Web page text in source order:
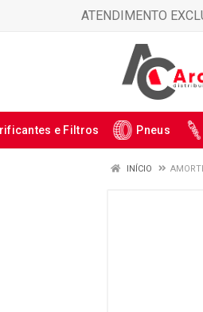
ATENDIMENTO
e Filtros Pneus
INÍCIO